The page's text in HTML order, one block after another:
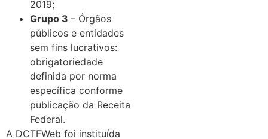
2019;
Grupo 3 – Órgãos
públicos e entidades
sem fins lucrativos:
obrigatoriedade
definida por norma
específica conforme
publicação da Receita
Federal.
A DCTFWeb foi instituída